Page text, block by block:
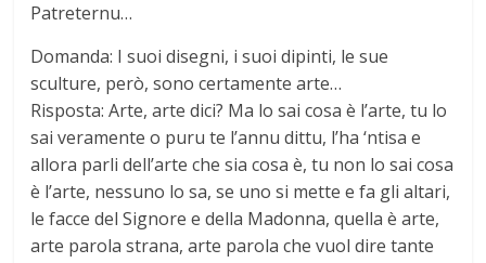
Patreternu…
Domanda: I suoi disegni, i suoi dipinti, le sue
sculture, però, sono certamente arte…
Risposta: Arte, arte dici? Ma lo sai cosa è l’arte, tu lo
sai veramente o puru te l’annu dittu, l’ha ‘ntisa e
allora parli dell’arte che sia cosa è, tu non lo sai cosa
è l’arte, nessuno lo sa, se uno si mette e fa gli altari,
le facce del Signore e della Madonna, quella è arte,
arte parola strana, arte parola che vuol dire tante